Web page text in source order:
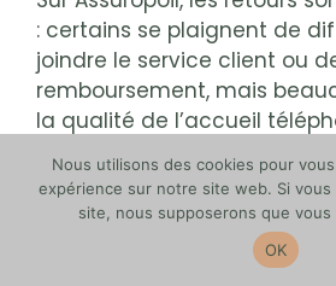
: certains se plaignent de
joindre le service client ou
remboursement, mais
la qualité de l’accueil
rapidité des
simples.
Pour Barkibu, les
simplicité d’utilisation et ses
remboursements express
Nous utilisons des cookies pour
expérience sur notre site web. Si
site, nous supposerons que
OK